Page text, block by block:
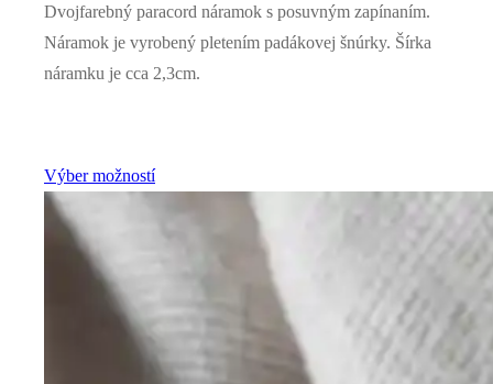
Dvojfarebný paracord náramok s posuvným zapínaním.
Náramok je vyrobený pletením padákovej šnúrky. Šírka
náramku je cca 2,3cm.
Výber možností